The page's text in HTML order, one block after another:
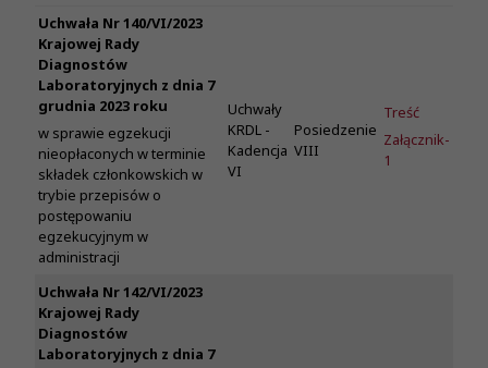
Uchwała Nr 140/VI/2023
Krajowej Rady
Diagnostów
Laboratoryjnych z dnia 7
grudnia 2023 roku
w sprawie egzekucji
nieopłaconych w terminie
składek członkowskich w
trybie przepisów o
postępowaniu
egzekucyjnym w
administracji
Uchwały
KRDL -
Kadencja
VI
Posiedzenie
VIII
Treść
Załącznik-
1
Uchwała Nr 142/VI/2023
Krajowej Rady
Diagnostów
Laboratoryjnych z dnia 7